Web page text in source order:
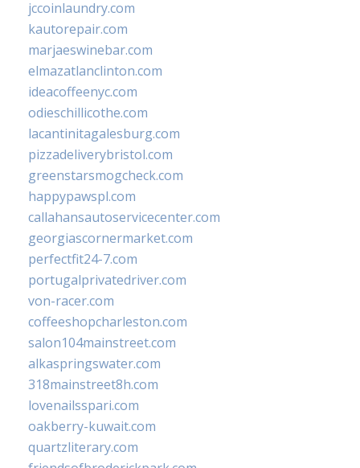
jccoinlaundry.com
kautorepair.com
marjaeswinebar.com
elmazatlanclinton.com
ideacoffeenyc.com
odieschillicothe.com
lacantinitagalesburg.com
pizzadeliverybristol.com
greenstarsmogcheck.com
happypawspl.com
callahansautoservicecenter.com
georgiascornermarket.com
perfectfit24-7.com
portugalprivatedriver.com
von-racer.com
coffeeshopcharleston.com
salon104mainstreet.com
alkaspringswater.com
318mainstreet8h.com
lovenailsspari.com
oakberry-kuwait.com
quartzliterary.com